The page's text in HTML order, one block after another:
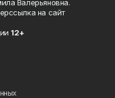
Валерьяновна.
на сайт
12+